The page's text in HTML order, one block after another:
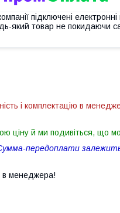
підключені
який товар не покидаючи
і комплектацію в
ціну й ми подивіться, що
передоплати
в менеджера!